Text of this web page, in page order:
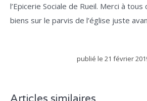
l’Epicerie Sociale de Rueil. Merci à tous
biens sur le parvis de l’église juste
publié le 21 février